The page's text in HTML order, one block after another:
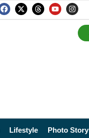
Lifestyle Photo Story